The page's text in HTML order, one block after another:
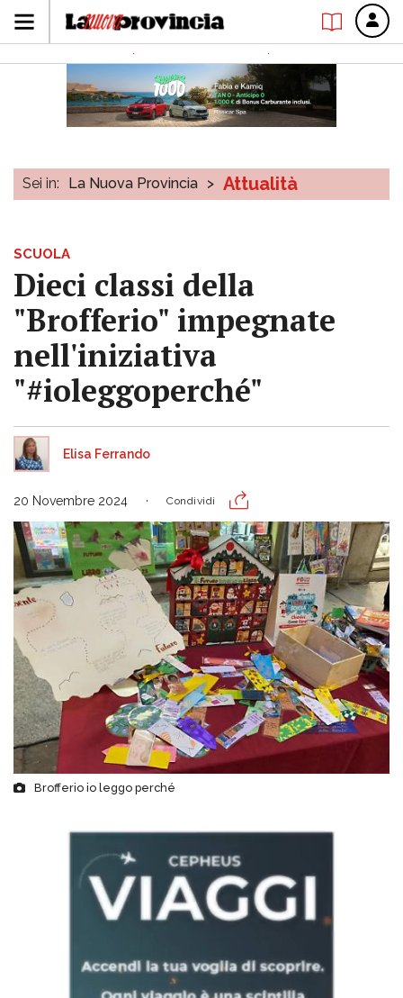
Sei in: La Nuova Provincia > Attualità
SCUOLA
Dieci classi della
"Brofferio" impegnate
nell'iniziativa
"#ioleggoperché"
Elisa Ferrando
20 Novembre 2024 Condividi
Brofferio io leggo perché